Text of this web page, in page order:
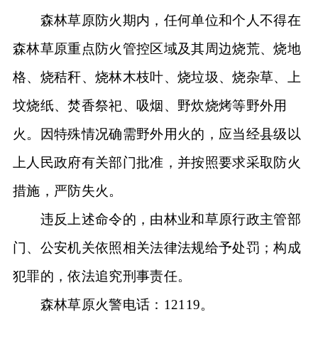
森林草原防火期内，任何单位和个人不得在
森林草原重点防火管控区域及其周边烧荒、烧地
格、烧秸秆、烧林木枝叶、烧垃圾、烧杂草、上
坟烧纸、焚香祭祀、吸烟、野炊烧烤等野外用
火。因特殊情况确需野外用火的，应当经县级以
上人民政府有关部门批准，并按照要求采取防火
措施，严防失火。
违反上述命令的，由林业和草原行政主管部
门、公安机关依照相关法律法规给予处罚；构成
犯罪的，依法追究刑事责任。
森林草原火警电话：12119。